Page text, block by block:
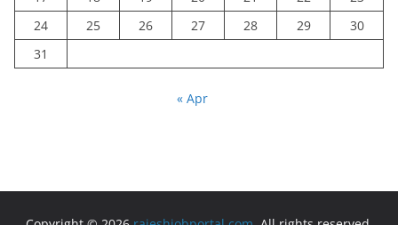
24
25 26 27 28 29
30
31
« Apr